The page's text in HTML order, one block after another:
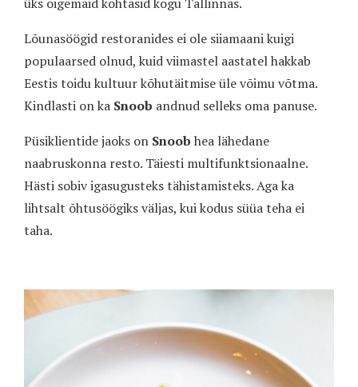
Lõunasöögid restoranides ei ole siiamaani kuigi
populaarsed olnud, kuid viimastel aastatel hakkab
Eestis toidu kultuur kõhutäitmise üle võimu võtma.
Kindlasti on ka Snoob andnud selleks oma panuse.
Püsiklientide jaoks on Snoob hea lähedane
naabruskonna resto. Täiesti multifunktsionaalne.
Hästi sobiv igasugusteks tähistamisteks. Aga ka
lihtsalt õhtusöögiks väljas, kui kodus süüa teha ei
taha.